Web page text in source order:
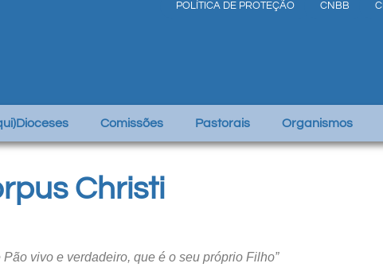
POLÍTICA DE PROTEÇÃO CNBB
Comissões Pastorais Organismos
Christi
vivo e verdadeiro, que é o seu próprio Filho”